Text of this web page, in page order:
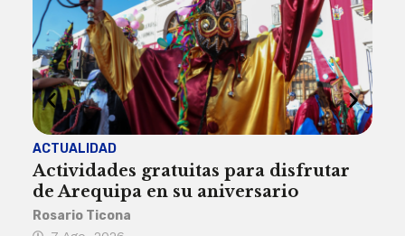
ACTUALIDAD
Actividades gratuitas para disfrutar
de Arequipa en su aniversario
Rosario Ticona